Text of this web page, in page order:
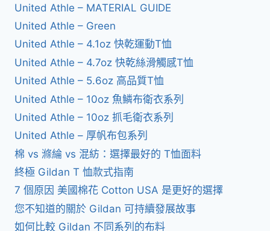
United Athle – MATERIAL GUIDE
United Athle – Green
United Athle – 4.1oz 快乾運動T恤
United Athle – 4.7oz 快乾絲滑觸感T恤
United Athle – 5.6oz 高品質T恤
United Athle – 10oz 魚鱗布衛衣系列
United Athle – 10oz 抓毛衛衣系列
United Athle – 厚帆布包系列
棉 vs 滌綸 vs 混紡：選擇最好的 T恤面料
終極 Gildan T 恤款式指南
7 個原因 美國棉花 Cotton USA 是更好的選擇
您不知道的關於 Gildan 可持續發展故事
如何比較 Gildan 不同系列的布料